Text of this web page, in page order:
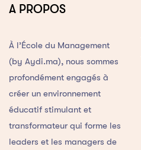
A PROPOS
À l’École du Management
(by Aydi.ma), nous sommes
profondément engagés à
créer un environnement
éducatif stimulant et
transformateur qui forme les
leaders et les managers de